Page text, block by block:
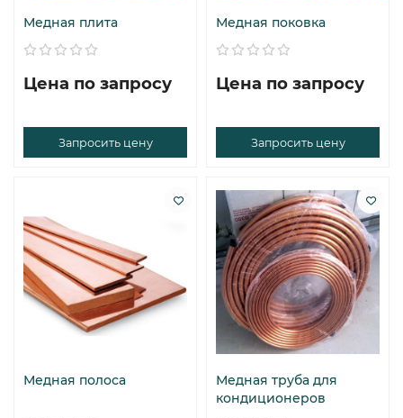
Медная плита
Цена по запросу
Запросить цену
Медная поковка
Цена по запросу
Запросить цену
Медная полоса
Медная труба для
кондиционеров